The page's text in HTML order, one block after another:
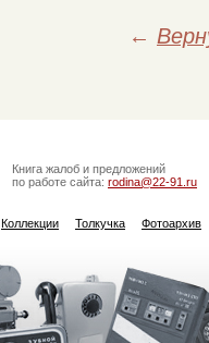
←
Книга жалоб и предложений
по работе сайта: rodina@22-91.ru
Коллекции Толкучка Фотоархив